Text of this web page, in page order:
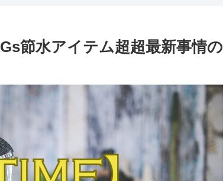
節水アイテム超超最新事情の